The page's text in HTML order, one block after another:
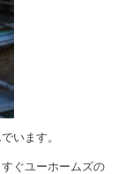
います。
ぐユーホームズの